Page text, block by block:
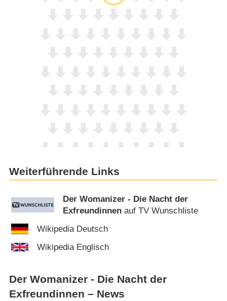
Weiterführende Links
Der Womanizer - Die Nacht der
Exfreundinnen auf TV Wunschliste
Wikipedia Deutsch
Wikipedia Englisch
Der Womanizer - Die Nacht der
Exfreundinnen – News